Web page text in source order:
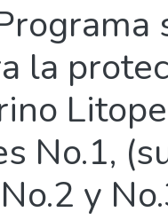
la
No.1,
y